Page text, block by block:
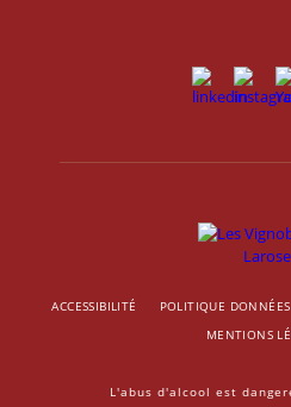
ACCESSIBILITÉ POLITIQUE
MENTIONS
L'abus d'alcool est